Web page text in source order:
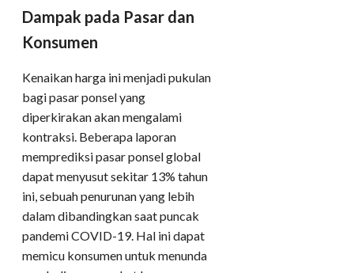
Dampak pada Pasar dan
Konsumen
Kenaikan harga ini menjadi pukulan
bagi pasar ponsel yang
diperkirakan akan mengalami
kontraksi. Beberapa laporan
memprediksi pasar ponsel global
dapat menyusut sekitar 13% tahun
ini, sebuah penurunan yang lebih
dalam dibandingkan saat puncak
pandemi COVID-19. Hal ini dapat
memicu konsumen untuk menunda